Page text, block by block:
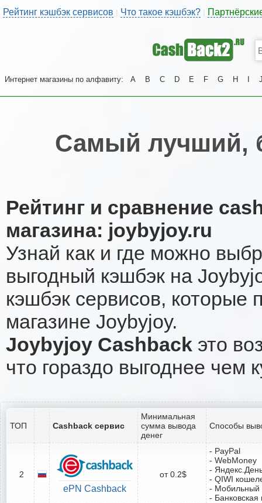
Рейтинг кэшбэк сервисов | Что такое кэшбэк?
Интернет магазины по алфавиту: A B C D E F G H
Самый лучший,
Рейтинг и сравнение
магазина: joybyjoy.ru
Узнай как и где можно
выгодный кэшбэк на
кэшбэк сервисов, которые
магазине Joybyjoy.
Joybyjoy Cashback это
что гораздо выгоднее чем
ТОП Cashback сервис
Минимальная
сумма вывода
денег
Способы
2
ePN Cashback
от 0.2$
- PayPal
- WebMoney
-
- QIWI
- Мобильный
- Банковская